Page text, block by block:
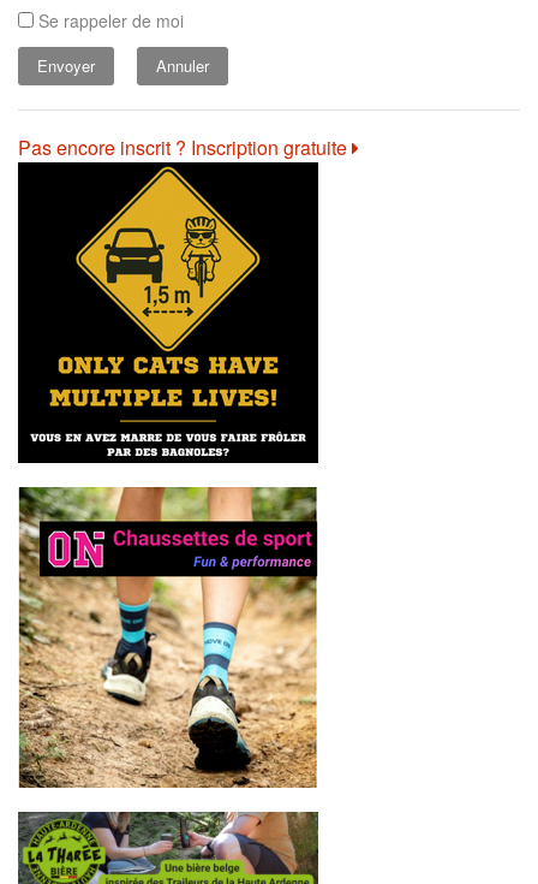
Se rappeler de moi
Annuler
Pas encore inscrit ? Inscription gratuite